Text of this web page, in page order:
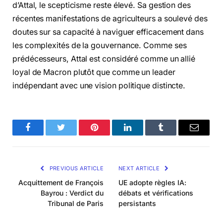
d’Attal, le scepticisme reste élevé. Sa gestion des
récentes manifestations de agriculteurs a soulevé des
doutes sur sa capacité à naviguer efficacement dans
les complexités de la gouvernance. Comme ses
prédécesseurs, Attal est considéré comme un allié
loyal de Macron plutôt que comme un leader
indépendant avec une vision politique distincte.
FacebookTwitter Pinterest LinkedInTumblr Email
PREVIOUS ARTICLE
Acquittement de François
Bayrou : Verdict du
Tribunal de Paris
NEXT ARTICLE
UE adopte règles IA:
débats et vérifications
persistants